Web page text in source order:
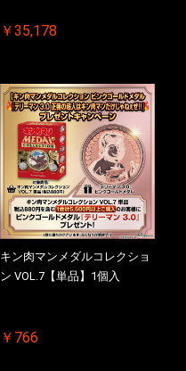
￥35,178
キン肉マンメダルコレクショ
ン VOL.7【単品】1個入
￥766